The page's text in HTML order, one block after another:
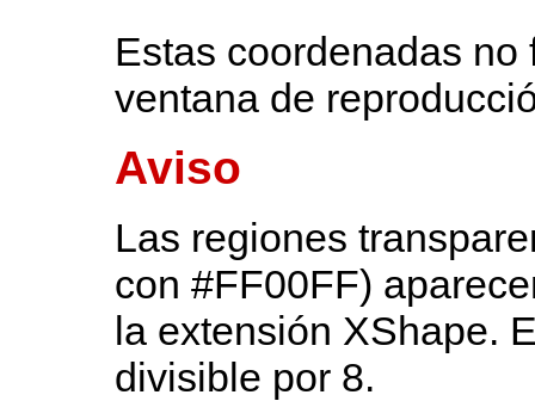
Estas coordenadas
ventana de
Aviso
Las regiones
con #FF00FF)
la extensión XShape.
divisible por 8.